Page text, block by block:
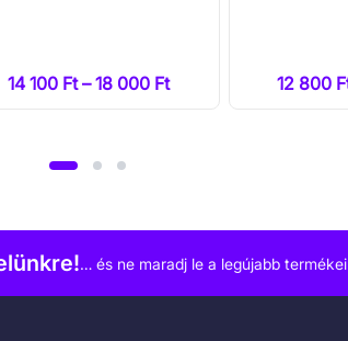
14 100 Ft – 18 000 Ft 12 800
… és ne maradj le a legújabb